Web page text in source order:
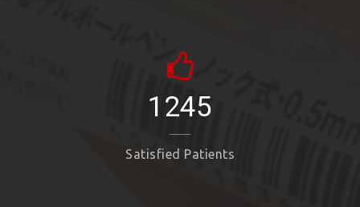
1245
Satisfied Patients